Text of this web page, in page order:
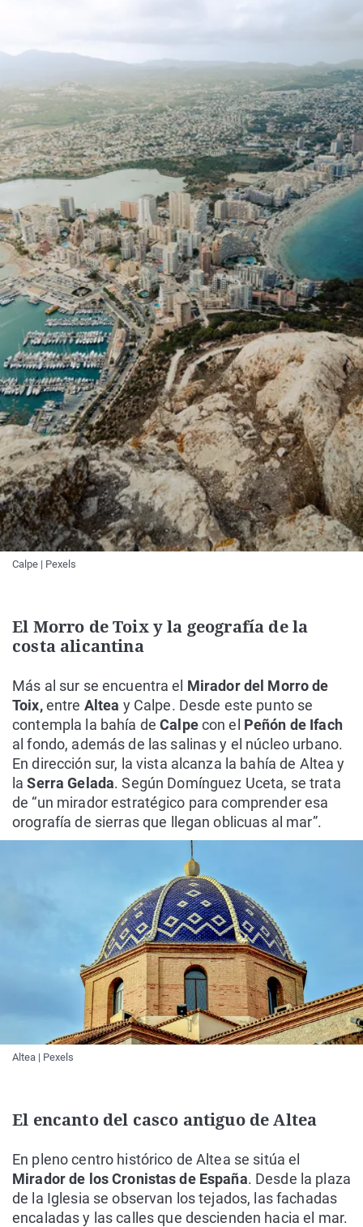
Calpe | Pexels
El Morro de Toix y la geografía de la
costa alicantina
Más al sur se encuentra el Mirador del Morro de
Toix,entre Altea y Calpe. Desde este punto se
contempla la bahía deCalpecon el Peñón de Ifach
al fondo, además de las salinas y el núcleo urbano.
En dirección sur, la vista alcanza la bahía de Altea y
laSerra Gelada. Según Domínguez Uceta, se trata
de “un mirador estratégico para comprender esa
orografía de sierras que llegan oblicuas al mar”.
Altea | Pexels
El encanto del casco antiguo de Altea
En pleno centro histórico de Altea se sitúa el
Mirador de los Cronistas de España. Desde la plaza
de la Iglesia se observan los tejados, las fachadas
encaladas y las calles que descienden hacia el mar.